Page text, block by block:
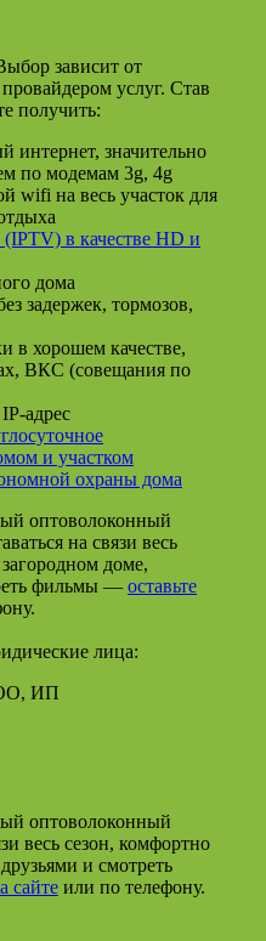
зависит от
услуг. Став
получить:
интернет, значительно
по модемам 3g, 4g
wifi на весь участок для
в качестве HD и
дома
задержек, тормозов,
в хорошем качестве,
ВКС (совещания по
адрес
и участком
охраны дома
оптоволоконный
на связи весь
доме,
фильмы — оставьте
лица:
ИП
оптоволоконный
весь сезон, комфортно
и смотреть
сайте или по телефону.